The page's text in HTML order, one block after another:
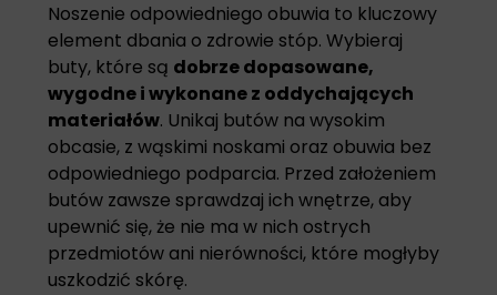
Noszenie odpowiedniego obuwia to kluczowy
element dbania o zdrowie stóp. Wybieraj
buty, które są dobrze dopasowane,
wygodne i wykonane z oddychających
materiałów. Unikaj butów na wysokim
obcasie, z wąskimi noskami oraz obuwia bez
odpowiedniego podparcia. Przed założeniem
butów zawsze sprawdzaj ich wnętrze, aby
upewnić się, że nie ma w nich ostrych
przedmiotów ani nierówności, które mogłyby
uszkodzić skórę.